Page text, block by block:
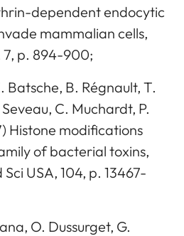
dependent endocytic
mammalian cells,
7, p. 894-900;
Batsche, B. Régnault, T.
C. Muchardt, P.
Histone modifications
of bacterial toxins,
USA, 104, p. 13467-
O. Dussurget, G.